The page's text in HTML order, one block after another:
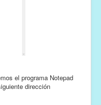
el programa Notepad
dirección